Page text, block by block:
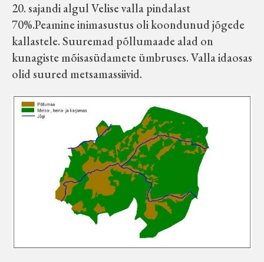
Tagasiside
Koduleht on teoks saanud tänu Sillaotsa
Muuseumisõprade Seltsingu, Kohaliku
Omaalgatuse Programmi ja Märjamaa
Vallavalitsuse abile.
20. sajandi algul Velise valla pindalast
70%.Peamine inimasustus oli koondunud jõgede
kallastele. Suuremad põllumaade alad on
kunagiste mõisasüdamete ümbruses. Valla idaosas
olid suured metsamassiivid.